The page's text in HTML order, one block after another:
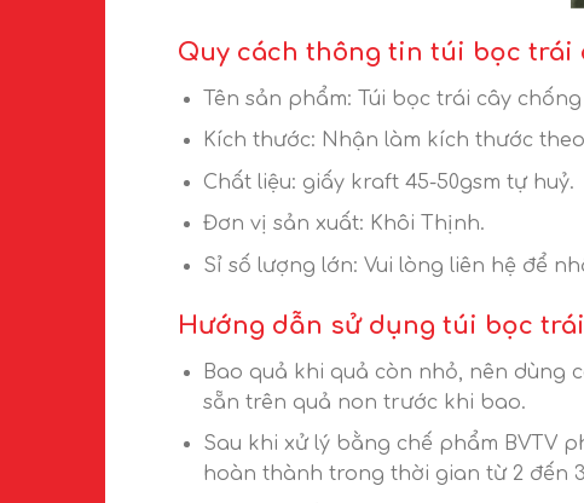
Quy cách thông tin túi bọc trái
Tên sản phẩm: Túi bọc trái cây
Kích thước: Nhận làm kích thước
Chất liệu: giấy kraft 45-50gsm tự huỷ.
Đơn vị sản xuất: Khôi Thịnh.
Sỉ số lượng lớn: Vui lòng liên hệ để
Hướng dẫn sử dụng túi bọc
Bao quả khi quả còn nhỏ, nên dùng
sẵn trên quả non trước khi bao.
Sau khi xử lý bằng chế phẩm BVTV
hoàn thành trong thời gian từ 2 đến